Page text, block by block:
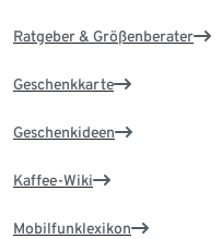
Ratgeber & Größenberater
Geschenkkarte
Geschenkideen
Kaffee-Wiki
Mobilfunklexikon